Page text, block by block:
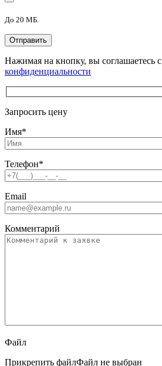
До 20 МБ.
Нажимая на кнопку, вы соглашаетесь с
конфиденциальности
Запросить цену
Имя*
Телефон*
Email
Комментарий
Файл
Прикрепить файлФайл не выбран